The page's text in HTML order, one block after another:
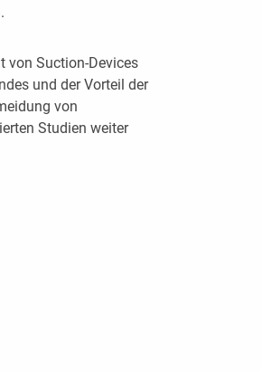
von Suction-Devices
und der Vorteil der
von
Studien weiter